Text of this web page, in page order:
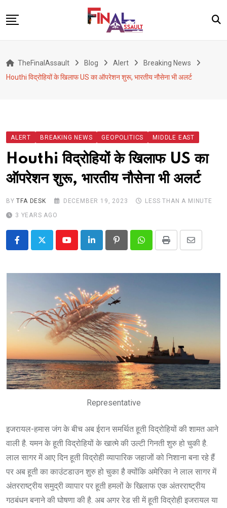
to
War
Alert
Viral
Classified
About Us
TheFinalAssault Blog Alert
Breaking News
Houthi विद्रोहियों के खिलाफ US का ऑपरेशन शुरू, भारतीय नौसेना भी अलर्ट
ALERT BREAKING NEWS GEOPOLITICS MIDDLE EAST
Houthi विद्रोहियों के खिलाफ US का
ऑपरेशन शुरू, भारतीय नौसेना भी अलर्ट
BYTFA DESK DECEMBER 19, 2023
LESS THAN A MINUTE
3 YEARS AGO
YoutubeLinkedIn PinterestWhatsappPrint
Share
Email
Representative
इजरायल-हमास जंग के बीच अब ईरान समर्थित हूती विद्रोहियों की शामत आने
वाली है. यमन के हूती विद्रोहियों के खात्मे की उल्टी गिनती शुरु हो चुकी है.
लाल सागर में आए दिन हूती विद्रोही व्यापारिक जहाजों को निशाना बना रहे हैं
पर अब हूती का काउंटडाउन शुरु हो चुका है क्योंकि अमेरिका ने लाल सागर में
अंतरराष्ट्रीय समुद्री व्यापार पर हूती हमलों के खिलाफ एक अंतरराष्ट्रीय
गठबंधन बनाने की घोषणा की है. अब अगर रेड सी में हूती विद्रोही इजरायल या